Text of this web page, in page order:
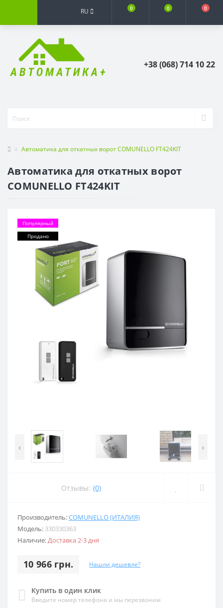
RU 0 0 0
+38 (068) 714 10 22
Автоматика для откатных ворот COMUNELLO FT424KIT
Автоматика для откатных ворот
COMUNELLO FT424KIT
Популярный
Продано
‹ ›
Отзывы: (0)
Производитель:COMUNELLO (ИТАЛИЯ)
Модель: 330330363
Наличие:Доставка 2-3 дня
10 966 грн. Нашли дешевле?
Купить в один клик
Введите номер телефона и мы перезвоним